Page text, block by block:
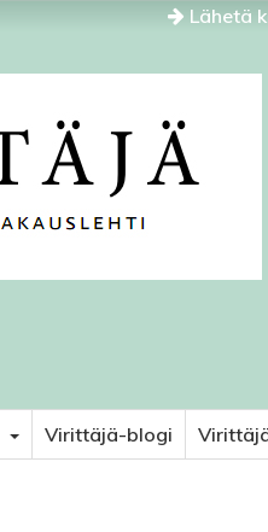
Lähetä
Virittäjä-blogi